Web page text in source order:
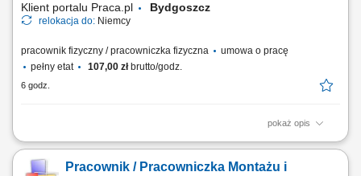
Klient portalu Praca.pl Bydgoszcz
relokacja do: Niemcy
pracownik fizyczny / pracowniczka fizyczna
umowa o pracę
pełny etat
107,00 złbrutto/godz.
6 godz.
pokaż opis
Montaż konstrukcji stalowych; Naprawa maszyn i urządzeń
metodami MAG i/lub WIG; Prace ślusarskie i montażowe zgodnie z
Pracownik / Pracowniczka Montażu i